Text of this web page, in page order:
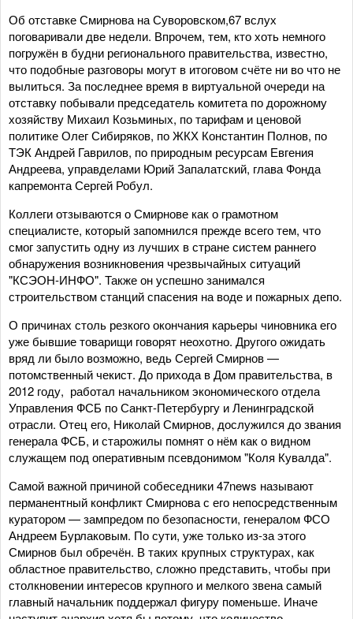
Об отставке Смирнова на Суворовском,67 вслух
поговаривали две недели. Впрочем, тем, кто хоть немного
погружён в будни регионального правительства, известно,
что подобные разговоры могут в итоговом счёте ни во что не
вылиться. За последнее время в виртуальной очереди на
отставку побывали председатель комитета по дорожному
хозяйству Михаил Козьминых, по тарифам и ценовой
политике Олег Сибиряков, по ЖКХ Константин Полнов, по
ТЭК Андрей Гаврилов, по природным ресурсам Евгения
Андреева, управделами Юрий Запалатский, глава Фонда
капремонта Сергей Робул.
Коллеги отзываются о Смирнове как о грамотном
специалисте, который запомнился прежде всего тем, что
смог запустить одну из лучших в стране систем раннего
обнаружения возникновения чрезвычайных ситуаций
"КСЭОН-ИНФО". Также он успешно занимался
строительством станций спасения на воде и пожарных депо.
О причинах столь резкого окончания карьеры чиновника его
уже бывшие товарищи говорят неохотно. Другого ожидать
вряд ли было возможно, ведь Сергей Смирнов —
потомственный чекист. До прихода в Дом правительства, в
2012 году, работал начальником экономического отдела
Управления ФСБ по Санкт-Петербургу и Ленинградской
отрасли. Отец его, Николай Смирнов, дослужился до звания
генерала ФСБ, и старожилы помнят о нём как о видном
служащем под оперативным псевдонимом "Коля Кувалда".
Самой важной причиной собеседники 47news называют
перманентный конфликт Смирнова с его непосредственным
куратором — зампредом по безопасности, генералом ФСО
Андреем Бурлаковым. По сути, уже только из-за этого
Смирнов был обречён. В таких крупных структурах, как
областное правительство, сложно представить, чтобы при
столкновении интересов крупного и мелкого звена самый
главный начальник поддержал фигуру поменьше. Иначе